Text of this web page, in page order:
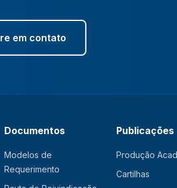
em contato
Documentos
Modelos de
Requerimento
Publicações
Produção
Cartilhas